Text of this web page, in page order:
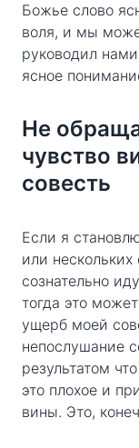
Божье слово
воля, и мы
руководил
ясное
Не
чувство
совесть
Если я
или
сознательно
тогда это
ущерб моей
непослушание
результатом
это плохое и
вины. Это,